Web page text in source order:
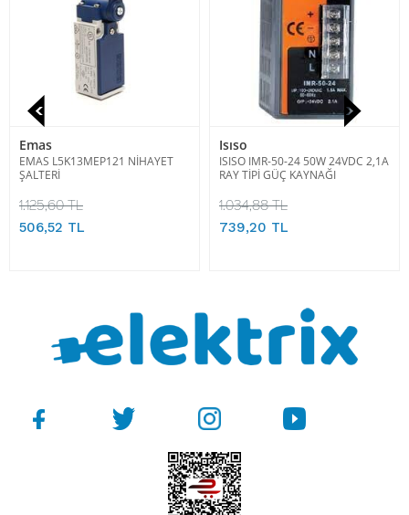
Emas
EMAS L5K13MEP121 NİHAYET
ŞALTERİ
1.125,60 TL
506,52 TL
Isıso
ISISO IMR-50-24 50W 24VDC 2,1A
RAY TİPİ GÜÇ KAYNAĞI
1.034,88 TL
739,20 TL